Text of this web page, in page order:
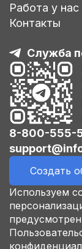
Работа у нас
Контакты
Служба
8-800-555-
Создать
Используем